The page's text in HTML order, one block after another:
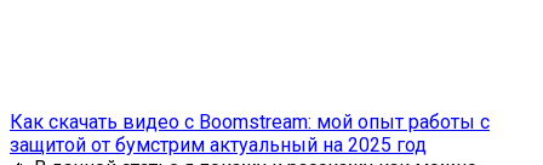
Как скачать видео с Boomstream: мой опыт работы с
защитой от бумстрим актуальный на 2025 год